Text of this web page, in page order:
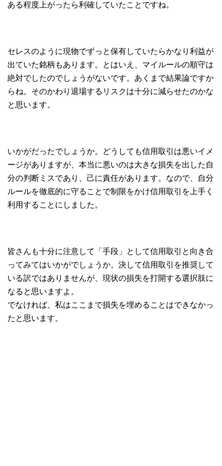
ある程度上がったら利確していたことですね。
セレスのように現物でずっと保有していたらかなり利益が
出ていた銘柄もあります。とはいえ、マイルールの順守は
絶対でしたのでしょうがないです。あくまで結果論ですか
らね。そのかわり退場するリスクは十分に減らせたのかな
と思います。
いかがだったでしょうか。どうしても信用取引は悪いイメ
ージがありますが、本当に悪いのは大きな損失を出した自
分の判断ミスであり、己に責任があります。なので、自分
ルールを徹底的に守ることで制限をかけ信用取引を上手く
利用することにしました。
皆さんも十分に注意して「手段」として信用取引と向き合
ってみてはいかがでしょうか。決して信用取引を推奨して
いる訳ではありませんが、現状の損失を打開する選択肢に
なると思いますよ。
でなければ、私はここまで損失を埋めることはできなかっ
たと思います。